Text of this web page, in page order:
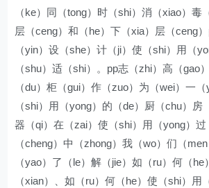
（ke）同（tong）时（shi）消（xiao）毒
层（ceng）和（he）下（xia）层（ceng
（yin）设（she）计（ji）使（shi）用（
（shu）适（shi）。pp志（zhi）高（gao
（du）柜（gui）作（zuo）为（wei）一
（shi）用（yong）的（de）厨（chu）房
器（qi）在（zai）使（shi）用（yong）过
（cheng）中（zhong）我（wo）们（
（yao）了（le）解（jie）如（ru）何（he
（xian）、如（ru）何（he）使（shi）用